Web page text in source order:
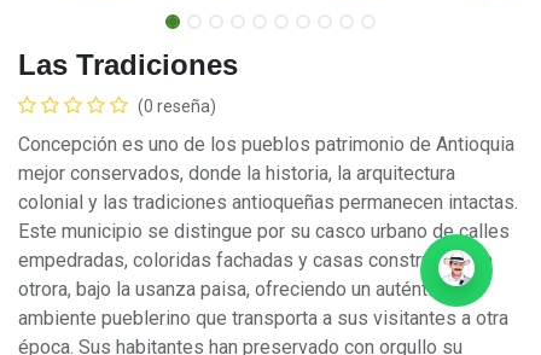
Las Tradiciones
(0 reseña)
Concepción es uno de los pueblos patrimonio de Antioquia
mejor conservados, donde la historia, la arquitectura
colonial y las tradiciones antioqueñas permanecen intactas.
Este municipio se distingue por su casco urbano de calles
empedradas, coloridas fachadas y casas construidas en
otrora, bajo la usanza paisa, ofreciendo un auténtico
ambiente pueblerino que transporta a sus visitantes a otra
época. Sus habitantes han preservado con orgullo su